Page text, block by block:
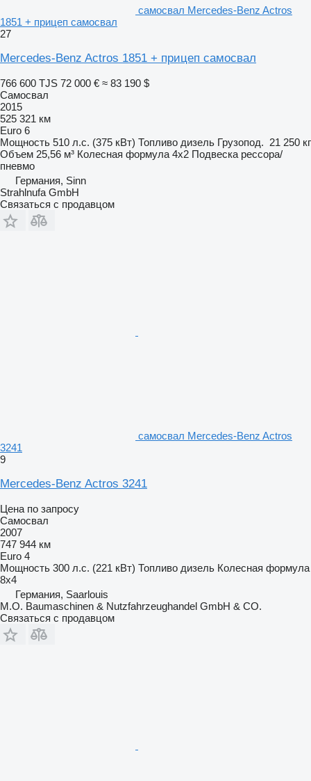
самосвал Mercedes-Benz Actros
1851 + прицеп самосвал
27
Mercedes-Benz Actros 1851 + прицеп самосвал
766 600 TJS 72 000 € ≈ 83 190 $
Самосвал
2015
525 321 км
Euro 6
Мощность 510 л.с. (375 кВт) Топливо дизель Грузопод. 21 250 кг
Объем 25,56 м³ Колесная формула 4x2 Подвеска рессора/
пневмо
Германия, Sinn
Strahlnufa GmbH
Связаться с продавцом
самосвал Mercedes-Benz Actros
3241
9
Mercedes-Benz Actros 3241
Цена по запросу
Самосвал
2007
747 944 км
Euro 4
Мощность 300 л.с. (221 кВт) Топливо дизель Колесная формула
8x4
Германия, Saarlouis
M.O. Baumaschinen & Nutzfahrzeughandel GmbH & CO.
Связаться с продавцом